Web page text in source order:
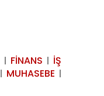
FINANS
İŞ
MUHASEBE